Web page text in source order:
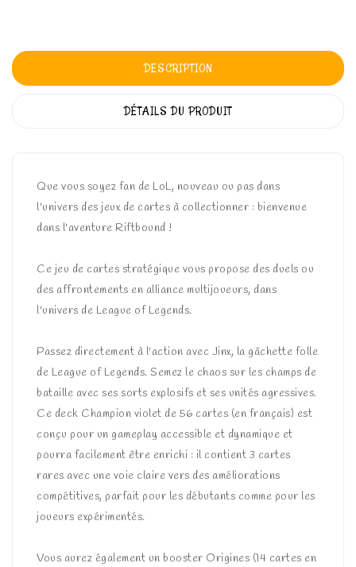
DESCRIPTION
DÉTAILS DU PRODUIT
Que vous soyez fan de LoL, nouveau ou pas dans
l'univers des jeux de cartes à collectionner : bienvenue
dans l'aventure Riftbound !
Ce jeu de cartes stratégique vous propose des duels ou
des affrontements en alliance multijoueurs, dans
l'univers de League of Legends.
Passez directement à l'action avec Jinx, la gâchette folle
de League of Legends. Semez le chaos sur les champs de
bataille avec ses sorts explosifs et ses unités agressives.
Ce deck Champion violet de 56 cartes (en français) est
conçu pour un gameplay accessible et dynamique et
pourra facilement être enrichi : il contient 3 cartes
rares avec une voie claire vers des améliorations
compétitives, parfait pour les débutants comme pour les
joueurs expérimentés.
Vous aurez également un booster Origines (14 cartes en